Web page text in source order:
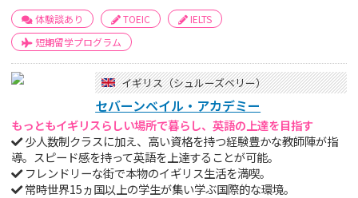
体験談あり TOEIC
IELTS
短期留学プログラム
イギリス（シュルーズベリー）
セバーンベイル・アカデミー
もっともイギリスらしい場所で暮らし、英語の上達を目指す
少人数制クラスに加え、高い資格を持つ経験豊かな教師陣が指
導。スピード感を持って英語を上達することが可能。
フレンドリーな街で本物のイギリス生活を満喫。
常時世界15ヵ国以上の学生が集い学ぶ国際的な環境。